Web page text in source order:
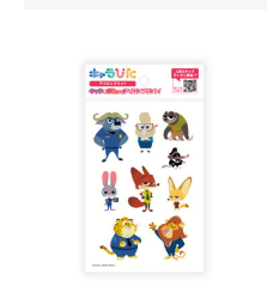
アイロン